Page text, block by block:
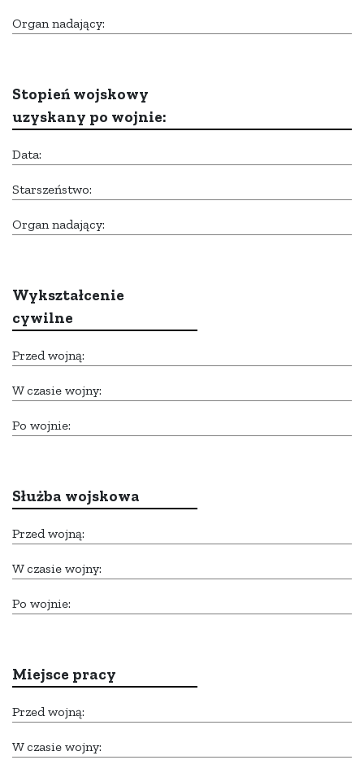
Organ nadający:
Stopień wojskowy
uzyskany po wojnie:
Data:
Starszeństwo:
Organ nadający:
Wykształcenie
cywilne
Przed wojną:
W czasie wojny:
Po wojnie:
Służba wojskowa
Przed wojną:
W czasie wojny:
Po wojnie:
Miejsce pracy
Przed wojną:
W czasie wojny: